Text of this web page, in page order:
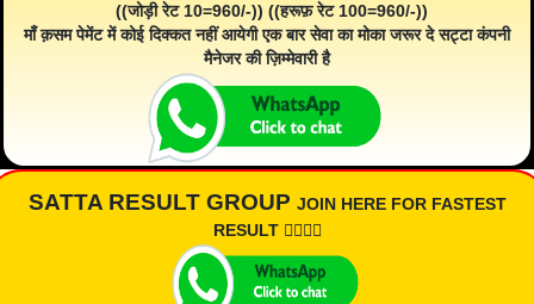
((जोड़ी रेट 10=960/-)) ((हरूफ़ रेट 100=960/-))
माँ क़सम पेमेंट में कोई दिक्कत नहीं आयेगी एक बार सेवा का मोका जरूर दे सट्टा कंपनी
मैनेजर की ज़िम्मेवारी है
SATTA RESULT GROUP JOIN HERE FOR FASTEST
RESULT 👇🏾👇🏾